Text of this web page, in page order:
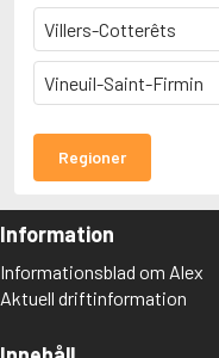
Villers-Cotterêts
Vineuil-Saint-Firmin
Regioner
Information
Informationsblad om Alex
Aktuell driftinformation